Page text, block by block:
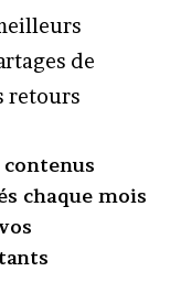
de
retours
chaque mois